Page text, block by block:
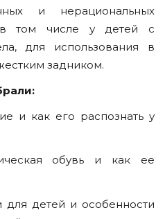
и нерациональных
в том числе у детей с
для использования в
задником.
и как его распознать у
обувь и как ее
для детей и особенности